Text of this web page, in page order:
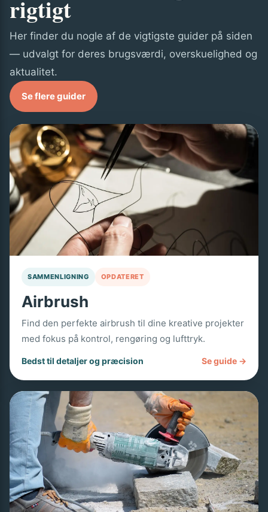
rigtigt
Her finder du nogle af de vigtigste guider på siden
— udvalgt for deres brugsværdi, overskuelighed og
aktualitet.
Se flere guider
SAMMENLIGNING OPDATERET
Airbrush
Find den perfekte airbrush til dine kreative projekter
med fokus på kontrol, rengøring og lufttryk.
Bedst til detaljer og præcision Se guide →